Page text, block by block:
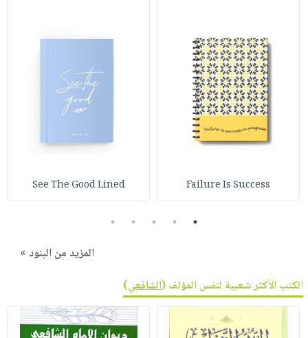
Failure Is Success
See The Good Lined
1
2
3
4
5
المزيد من البنود »
الكتب الأكثر شعبية لنفس المؤلف (الشافعي)